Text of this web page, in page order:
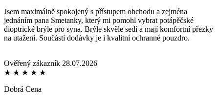
Jsem maximálně spokojený s přístupem obchodu a zejména
jednáním pana Smetanky, který mi pomohl vybrat potápěčské
dioptrické brýle pro syna. Brýle skvěle sedí a mají komfortní přezky
na utažení. Součástí dodávky je i kvalitní ochranné pouzdro.
Ověřený zákazník 28.07.2026
★ ★ ★ ★ ★
Dobrá Cena